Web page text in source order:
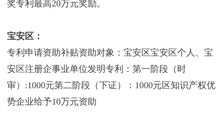
奖专利最高20万元奖励。
宝安区：
专利申请资助补贴资助对象：宝安区宝安区个人、宝
安区注册企事业单位发明专利：第一阶段（时
审）:1000元第二阶段（下证）：1000元区知识产权优
势企业给予10万元资助